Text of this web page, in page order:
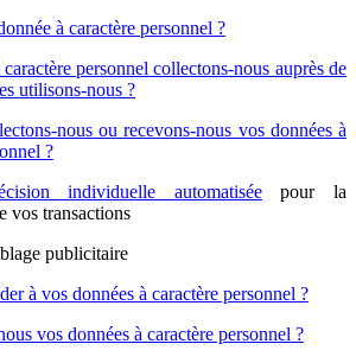
à caractère personnel ?
personnel collectons-nous auprès de
utilisons-nous ?
nous ou recevons-nous vos données à
?
individuelle automatiséepour la
vos transactions
publicitaire
à vos données à caractère personnel ?
vos données à caractère personnel ?